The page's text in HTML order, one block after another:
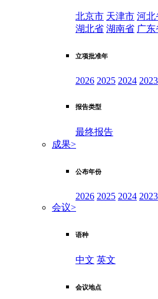
北京市 天津市 河北
湖北省 湖南省 广东
立项批准年
2026 2025 2024 2023
报告类型
最终报告
成果>
公布年份
2026 2025 2024 2023
会议>
语种
中文 英文
会议地点